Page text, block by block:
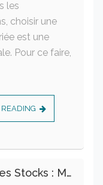
les
choisir une
est une
Pour ce faire,
Gestion Des Stocks : Meilleures Pratiques Intralogistiques